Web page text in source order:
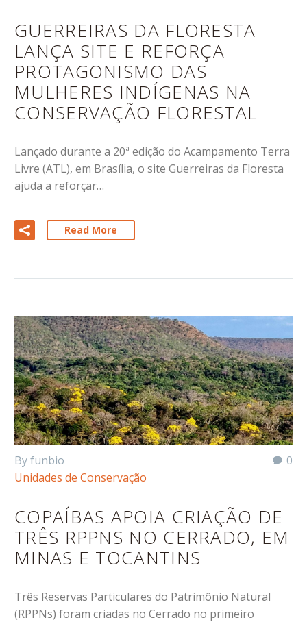
GUERREIRAS DA FLORESTA
LANÇA SITE E REFORÇA
PROTAGONISMO DAS
MULHERES INDÍGENAS NA
CONSERVAÇÃO FLORESTAL
Lançado durante a 20ª edição do Acampamento Terra
Livre (ATL), em Brasília, o site Guerreiras da Floresta
ajuda a reforçar…
Read More
0
By funbio
Unidades de Conservação
COPAÍBAS APOIA CRIAÇÃO DE
TRÊS RPPNS NO CERRADO, EM
MINAS E TOCANTINS
Três Reservas Particulares do Patrimônio Natural
(RPPNs) foram criadas no Cerrado no primeiro